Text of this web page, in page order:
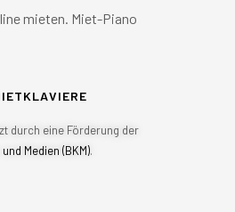
mieten. Miet-Piano
durch eine Förderung der
Medien (BKM).